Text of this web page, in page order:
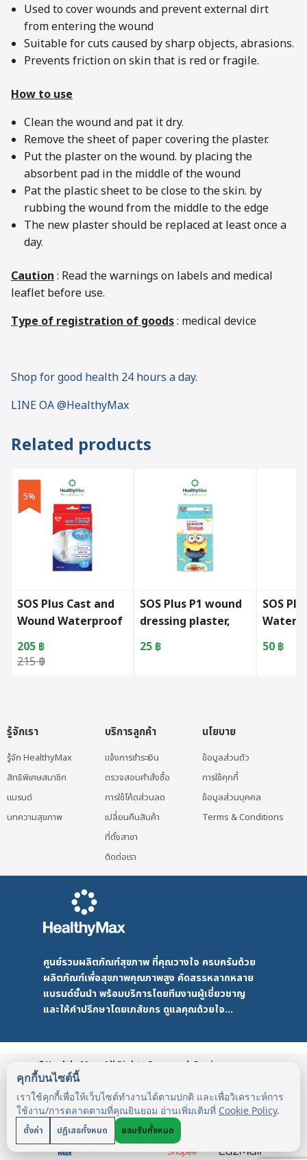
Used to cover wounds and prevent external dirt
from entering the wound
Suitable for cuts caused by sharp objects, abrasions.
Prevents friction on skin that is red or fragile.
How to use
Clean the wound and pat it dry.
Remove the sheet of paper covering the plaster.
Put the plaster on the wound. by placing the
absorbent pad in the middle of the wound
Pat the plastic sheet to be close to the skin. by
rubbing the wound from the middle to the edge
The new plaster should be replaced at least once a
day.
Caution : Read the warnings on labels and medical
leaflet before use.
Type of registration of goods: medical device
Shop for good health 24 hours a day.
LINE OA @HealthyMax
Related products
5%
SOS Plus Cast and
Wound Waterproof
Protector
215฿
Original price was: 215 ฿.
205 ฿
Current price is: 205 ฿.
SOS Plus P1 wound
dressing plaster,
Minion pattern
25 ฿
SOS
plaster
50 ฿
คุกกี้บนไซต์นี้
เราใช้คุกกี้เพื่อให้เว็บไซต์ทำงานได้ตามปกติ และเพื่อวิเคราะห์การ
ใช้งาน/การตลาดตามที่คุณยินยอม อ่านเพิ่มเติมที่ Cookie Policy.
ตั้งค่า ปฏิเสธทั้งหมด ยอมรับทั้งหมด
รู้จักเรา
รู้จัก HealthyMax
สิทธิพิเศษสมาชิก
แบรนด์
บทความสุขภาพ
บริการลูกค้า
แจ้งการชำระเงิน
ตรวจสอบคำสั่งซื้อ
การใช้โค้ดส่วนลด
เปลี่ยนคืนสินค้า
ที่ตั้งสาขา
ติดต่อเรา
นโยบาย
ข้อมูลส่วนตัว
การใช้คุกกี้
ข้อมูลส่วนบุคคล
Terms & Conditions
ศูนย์รวมผลิตภัณฑ์สุขภาพ ที่คุณวางใจ ครบครันด้วย
ผลิตภัณฑ์เพื่อสุขภาพคุณภาพสูง คัดสรรหลากหลาย
แบรนด์ชั้นนำ พร้อมบริการโดยทีมงานผู้เชี่ยวชาญ
และให้คำปรึกษาโดยเภสัชกร ดูแลคุณด้วยใจ...
©HealthyMax. All Rights Reserved. Design
by DMDHealthyMax